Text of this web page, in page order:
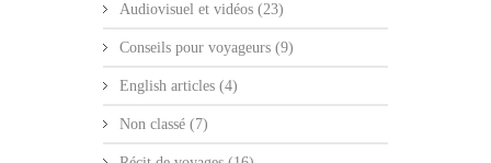
Audiovisuel et vidéos (23)
Conseils pour voyageurs (9)
English articles (4)
Non classé (7)